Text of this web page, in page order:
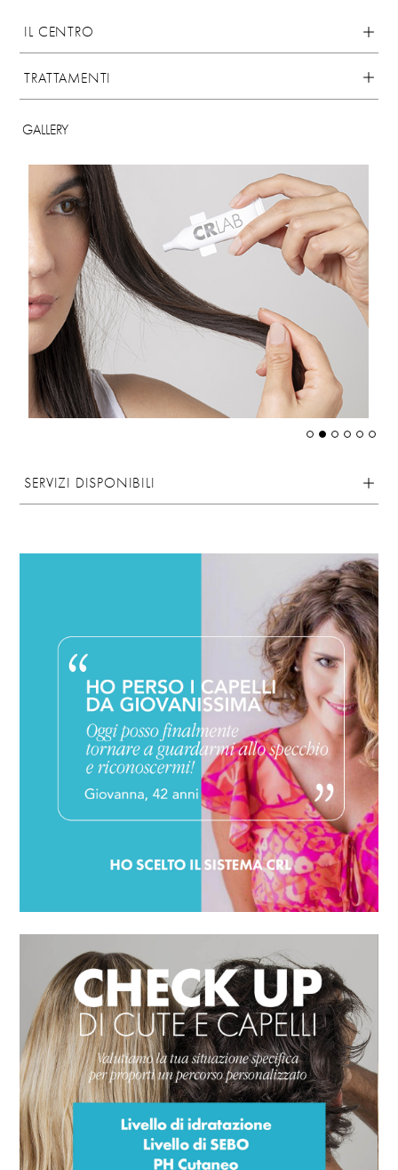
IL CENTRO
TRATTAMENTI
GALLERY
SERVIZI DISPONIBILI